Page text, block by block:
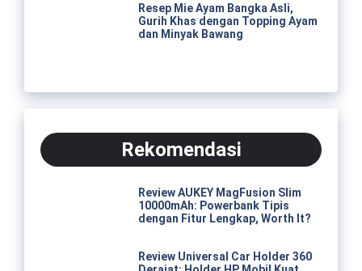
Resep Mie Ayam Bangka Asli,
Gurih Khas dengan Topping Ayam
dan Minyak Bawang
Rekomendasi
Review AUKEY MagFusion Slim
10000mAh: Powerbank Tipis
dengan Fitur Lengkap, Worth It?
Review Universal Car Holder 360